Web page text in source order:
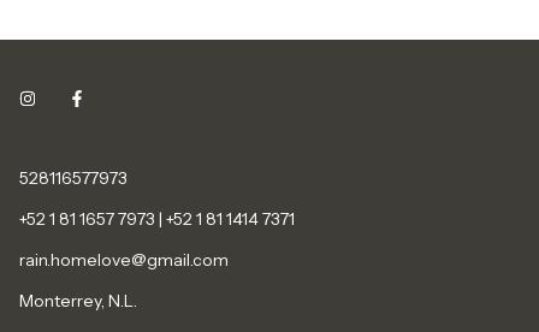
528116577973
+52 1 81 1657 7973 | +52 1 81 1414 7371
rain.homelove@gmail.com
Monterrey, N.L.